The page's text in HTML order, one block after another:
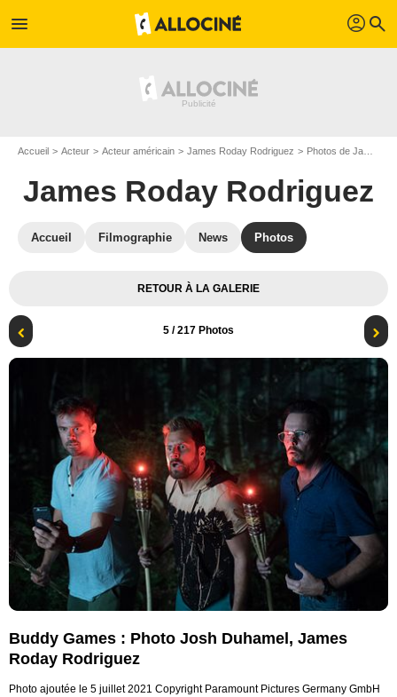
menu profil search
Accueil Acteur Acteur américain James Roday Rodriguez Photos de James Roday Rodriguez
James Roday Rodriguez
Accueil Filmographie News Photos
RETOUR À LA GALERIE
5 / 217 Photos
Buddy Games : Photo Josh Duhamel, James
Roday Rodriguez
Photo ajoutée le 5 juillet 2021 Copyright Paramount Pictures Germany GmbH